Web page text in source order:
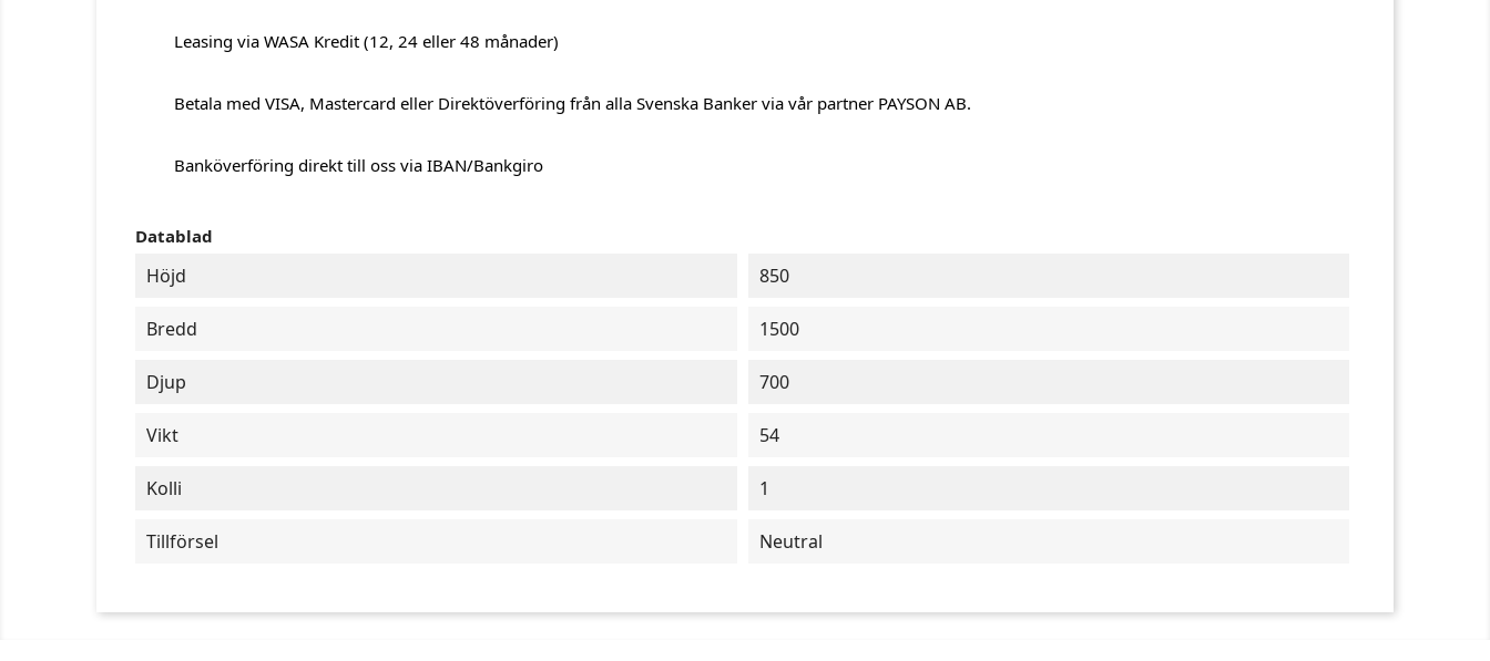
Leasing via WASA Kredit (12, 24 eller 48 månader)
Betala med VISA, Mastercard eller Direktöverföring från alla Svenska Banker via vår partner PAYSON AB.
Banköverföring direkt till oss via IBAN/Bankgiro
Datablad
Höjd 850
Bredd 1500
Djup 700
Vikt 54
Kolli 1
Tillförsel Neutral